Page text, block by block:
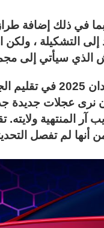
هوندا سيفيك تحديثا شاملا لعام
التشكيلة ،
سيأتي إلى مجموعة
في الصورة هنا سيارة هوندا
نرى عجلات جديدة
آر المنتهية